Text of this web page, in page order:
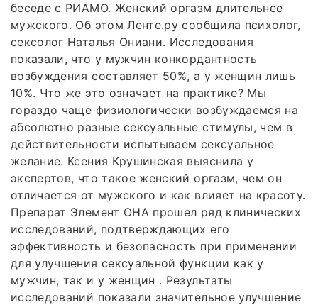
беседе с РИАМО. Женский оргазм длительнее
мужского. Об этом Ленте.ру сообщила психолог,
сексолог Наталья Ониани. Исследования
показали, что у мужчин конкордантность
возбуждения составляет 50%, а у женщин лишь
10%. Что же это означает на практике? Мы
гораздо чаще физиологически возбуждаемся на
абсолютно разные сексуальные стимулы, чем в
действительности испытываем сексуальное
желание. Ксения Крушинская выяснила у
экспертов, что такое женский оргазм, чем он
отличается от мужского и как влияет на красоту.
Препарат Элемент ОНА прошел ряд клинических
исследований, подтверждающих его
эффективность и безопасность при применении
для улучшения сексуальной функции как у
мужчин, так и у женщин . Результаты
исследований показали значительное улучшение